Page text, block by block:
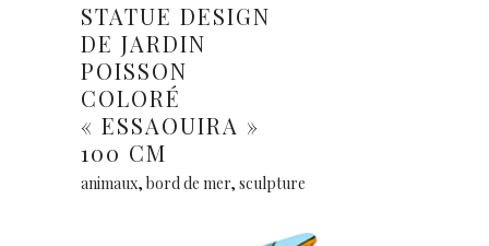
STATUE DESIGN
DE JARDIN
POISSON
COLORÉ
« ESSAOUIRA »
100 CM
animaux, bord de mer, sculpture